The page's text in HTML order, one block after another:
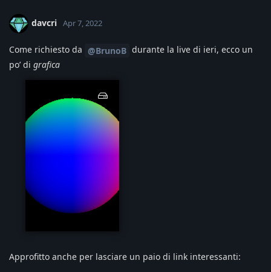
davcri Apr 7, 2022
Come richiesto da @BrunoB durante la live di ieri, ecco un
po’ di grafica
image.png
Approfitto anche per lasciare un paio di link interessanti: